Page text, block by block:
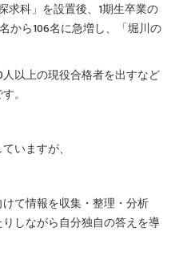
求科」を設置後、1期生卒業の
から106名に急増し、「堀川の
以上の現役合格者を出すなど
。
いますが、
て情報を収集・整理・分析
しながら自分独自の答えを導